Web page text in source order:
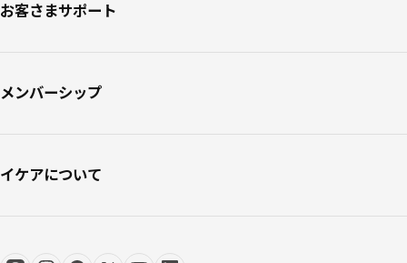
お客さまサポート
メンバーシップ
イケアについて